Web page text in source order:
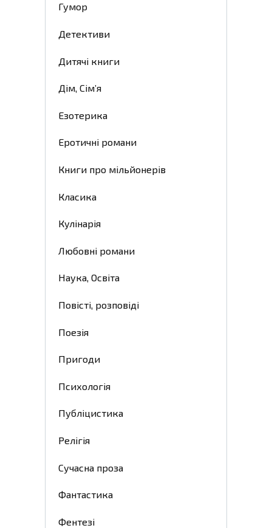
Гумор
Детективи
Дитячі книги
Дім, Сім’я
Езотерика
Еротичні романи
Книги про мільйонерів
Класика
Кулінарія
Любовні романи
Наука, Освіта
Повісті, розповіді
Поезія
Пригоди
Психологія
Публіцистика
Релігія
Сучасна проза
Фантастика
Фентезі